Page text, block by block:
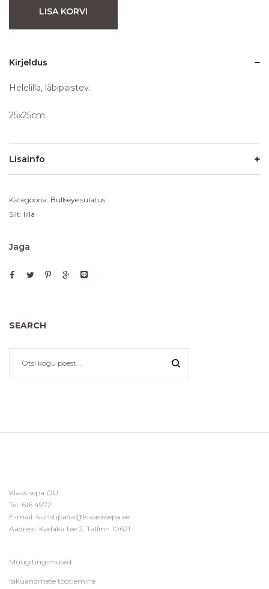
LISA KORVI
Kirjeldus
Helelilla, läbipaistev.
25x25cm.
Lisainfo
Kategooria: Bullseye sulatus
Silt: lilla
Jaga
SEARCH
Klaasisepa OÜ
Tel: 616 4972
E-mail: kunstipada@klaasissepa.ee
Aadress: Kadaka tee 2, Tallinn 10621
Müügitingimused
Isikuandmete töötlemine